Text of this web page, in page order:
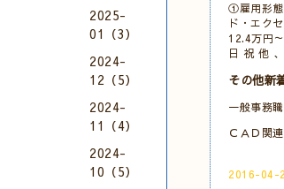
①雇用形態
ド・エク
12.4万円
日 祝 他
その他新
一般事務
ＣＡＤ関
2016-04-
2025-
01（3）
2024-
12（5）
2024-
11（4）
2024-
10（5）